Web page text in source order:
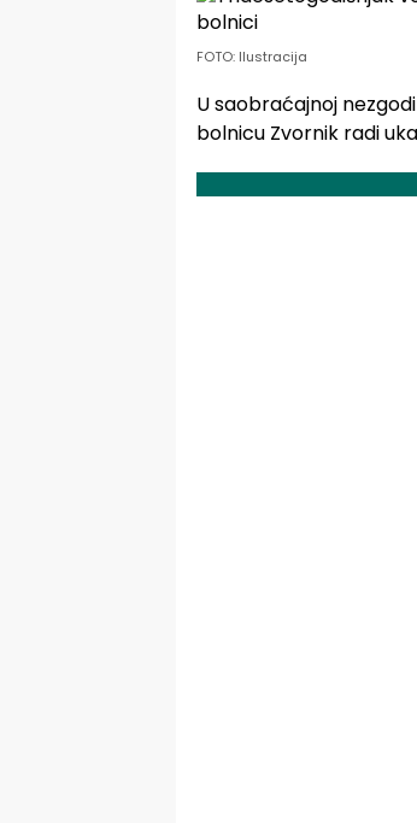
FOTO: Ilustracija
U saobraćajnoj
bolnicu Zvornik radi